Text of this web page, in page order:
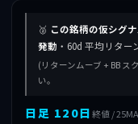
🥈 この銘柄の仮シグ
発動 ・60d 平均リター
(リターンムーブ + BB
い。
日足 120日終値 /